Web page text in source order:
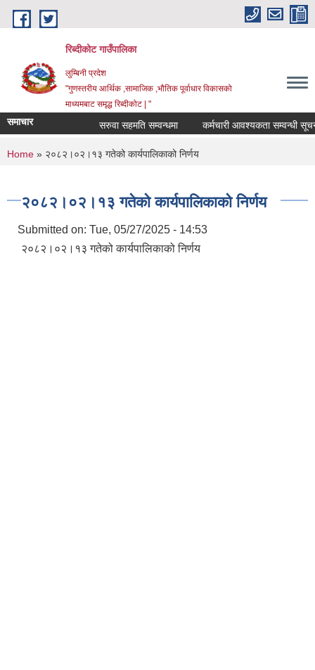
Skip to main content
रिब्दीकोट गाउँपालिका
लुम्बिनी प्रदेश
"गुणस्तरीय आर्थिक ,सामाजिक ,भौतिक पूर्वाधार विकासको
माध्यमबाट समृद्ध रिब्दीकोट | "
समाचार सरुवा सहमति सम्वन्धमा कर्मचारी आवश्यकता सम्वन्धी सूचना
You are here
Home » २०८२।०२।१३ गतेको कार्यपालिकाको निर्णय
२०८२।०२।१३ गतेको कार्यपालिकाको निर्णय
Submitted on: Tue, 05/27/2025 - 14:53
२०८२।०२।१३ गतेको कार्यपालिकाको निर्णय